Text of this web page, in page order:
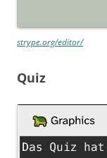
strype.org/editor/
Quiz